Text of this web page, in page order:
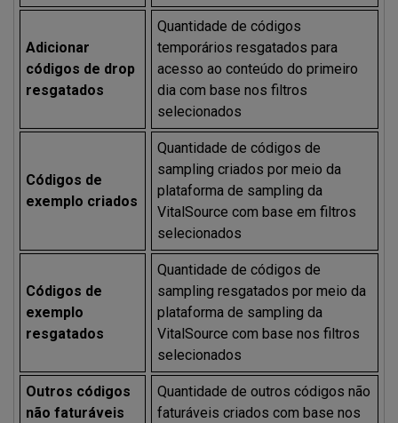
Adicionar
códigos de drop
resgatados
Quantidade de códigos
temporários resgatados para
acesso ao conteúdo do primeiro
dia com base nos filtros
selecionados
Códigos de
exemplo criados
Quantidade de códigos de
sampling criados por meio da
plataforma de sampling da
VitalSource com base em filtros
selecionados
Códigos de
exemplo
resgatados
Quantidade de códigos de
sampling resgatados por meio da
plataforma de sampling da
VitalSource com base nos filtros
selecionados
Outros códigos
não faturáveis
Quantidade de outros códigos não
faturáveis criados com base nos